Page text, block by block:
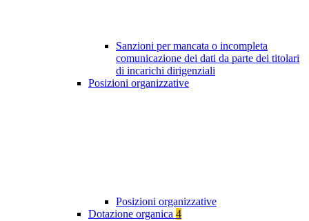
Sanzioni per mancata o incompleta
comunicazione dei dati da parte dei titolari
di incarichi dirigenziali
Posizioni organizzative
Posizioni organizzative
Dotazione organica 4